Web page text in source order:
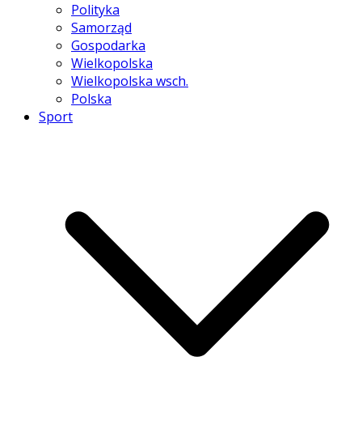
Polityka
Samorząd
Gospodarka
Wielkopolska
Wielkopolska wsch.
Polska
Sport